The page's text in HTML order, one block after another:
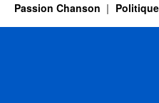
Passion Chanson